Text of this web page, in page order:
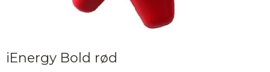
iEnergy Bold rød